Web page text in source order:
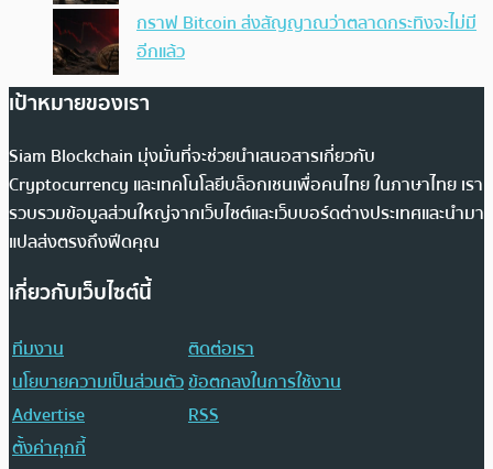
กราฟ Bitcoin ส่งสัญญาณว่าตลาดกระทิงจะไม่มี
อีกแล้ว
เป้าหมายของเรา
Siam Blockchain มุ่งมั่นที่จะช่วยนำเสนอสารเกี่ยวกับ
Cryptocurrency และเทคโนโลยีบล็อกเชนเพื่อคนไทย ในภาษาไทย เรา
รวบรวมข้อมูลส่วนใหญ่จากเว็บไซต์และเว็บบอร์ดต่างประเทศและนำมา
แปลส่งตรงถึงฟีดคุณ
เกี่ยวกับเว็บไซต์นี้
ทีมงาน
ติดต่อเรา
นโยบายความเป็นส่วนตัวข้อตกลงในการใช้งาน
Advertise
RSS
ตั้งค่าคุกกี้